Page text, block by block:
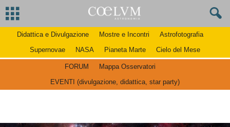
Didattica e Divulgazione Mostre e Incontri
Astrofotografia
Supernovae
NASA Pianeta Marte Cielo del Mese
FORUM
Mappa Osservatori
EVENTI (divulgazione, didattica, star party)